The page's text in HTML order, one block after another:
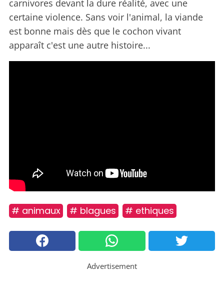
carnivores devant la dure réalité, avec une
certaine violence. Sans voir l'animal, la viande
est bonne mais dès que le cochon vivant
apparaît c'est une autre histoire...
# animaux # blagues # ethiques
Advertisement